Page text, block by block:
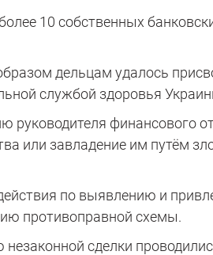
10 собственных
дельцам удалось
службой здоровья
руководителя финансового
или завладение им путём
по выявлению и
противоправной схемы.
сделки